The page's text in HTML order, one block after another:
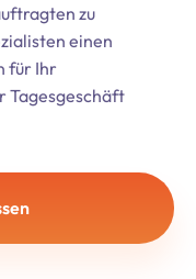
zu
einen
für Ihr
Tagesgeschäft